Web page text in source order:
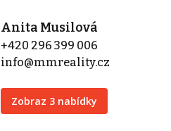
Anita Musilová
+420 296 399 006
info@mmreality.cz
Zobraz 3 nabídky